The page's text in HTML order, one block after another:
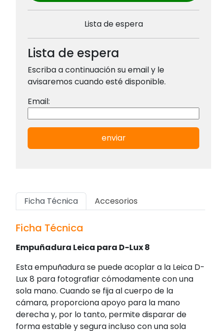
Lista de espera
Lista de espera
Escriba a continuación su email y le
avisaremos cuando esté disponible.
Email:
enviar
Ficha Técnica Accesorios
Ficha Técnica
Empuñadura Leica para D-Lux 8
Esta empuñadura se puede acoplar a la Leica D-
Lux 8 para fotografiar cómodamente con una
sola mano. Cuando se fija al cuerpo de la
cámara, proporciona apoyo para la mano
derecha y, por lo tanto, permite disparar de
forma estable y segura incluso con una sola